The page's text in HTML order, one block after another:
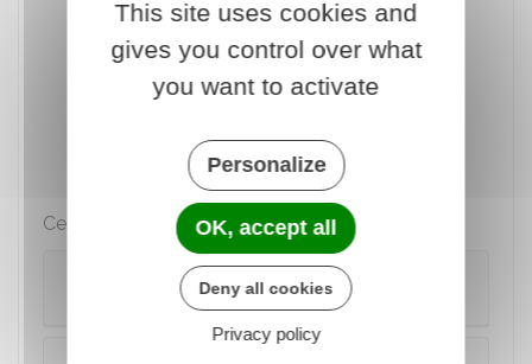
Soit dans l'État du vendeur
Soit dans l'État du
Soit dans un
lequel ni le vendeur ni le client ne sont
Ces exceptions sont notamment les suivantes :
Location de moyen de transport de courte
durée avec mise à disposition en France
This site uses cookies and
gives you control over what
you want to activate
Personalize
OK, accept all
Deny all cookies
Privacy policy